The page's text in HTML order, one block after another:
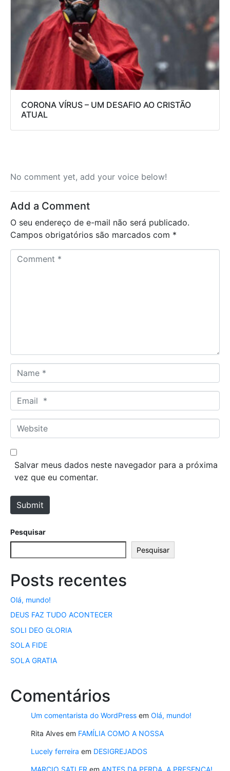
CORONA VÍRUS – UM DESAFIO AO CRISTÃO
ATUAL
No comment yet, add your voice below!
Add a Comment
O seu endereço de e-mail não será publicado.
Campos obrigatórios são marcados com *
a
m
*
m
a
*
W
e
b
e
Salvar meus dados neste navegador para a próxima
vez que eu comentar.
Submit
Pesquisar
Pesquisar
Posts recentes
Olá, mundo!
DEUS FAZ TUDO ACONTECER
SOLI DEO GLORIA
SOLA FIDE
SOLA GRATIA
Comentários
Um comentarista do WordPress em Olá, mundo!
Rita Alves em FAMÍLIA COMO A NOSSA
Lucely ferreira em DESIGREJADOS
MARCIO SATLER em ANTES DA PERDA, A PRESENÇA!